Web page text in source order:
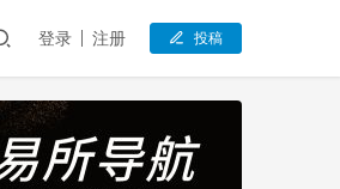
登录 注册 投稿